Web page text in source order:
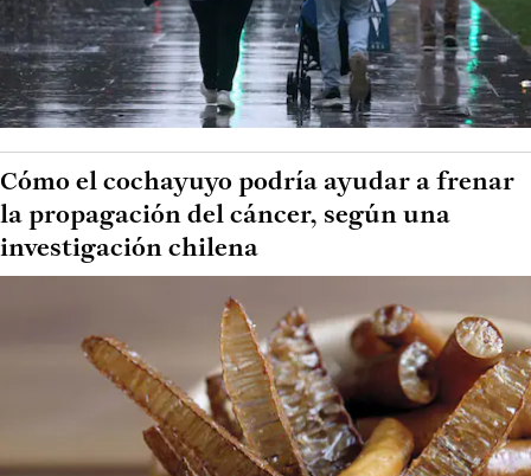
Cómo el cochayuyo podría ayudar a frenar
la propagación del cáncer, según una
investigación chilena